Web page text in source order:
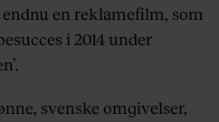
en reklamefilm, som
i 2014 under
svenske omgivelser,